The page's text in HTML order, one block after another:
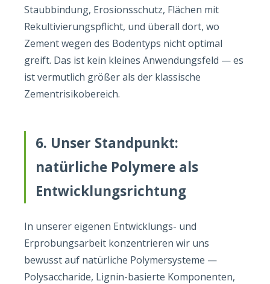
Staubbindung, Erosionsschutz, Flächen mit
Rekultivierungspflicht, und überall dort, wo
Zement wegen des Bodentyps nicht optimal
greift. Das ist kein kleines Anwendungsfeld — es
ist vermutlich größer als der klassische
Zementrisikobereich.
6. Unser Standpunkt:
natürliche Polymere als
Entwicklungsrichtung
In unserer eigenen Entwicklungs- und
Erprobungsarbeit konzentrieren wir uns
bewusst auf natürliche Polymersysteme —
Polysaccharide, Lignin-basierte Komponenten,